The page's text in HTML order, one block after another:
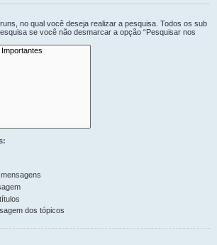
no qual você deseja realizar a pesquisa. Todos os sub
se você não desmarcar a opção “Pesquisar nos
dos tópicos